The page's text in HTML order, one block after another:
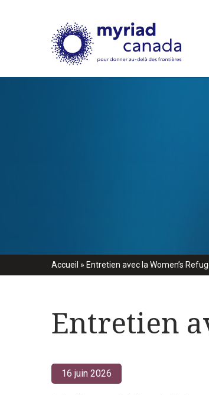
Accueil » Entretien avec la Women’s
Entretien
16 juin 2026